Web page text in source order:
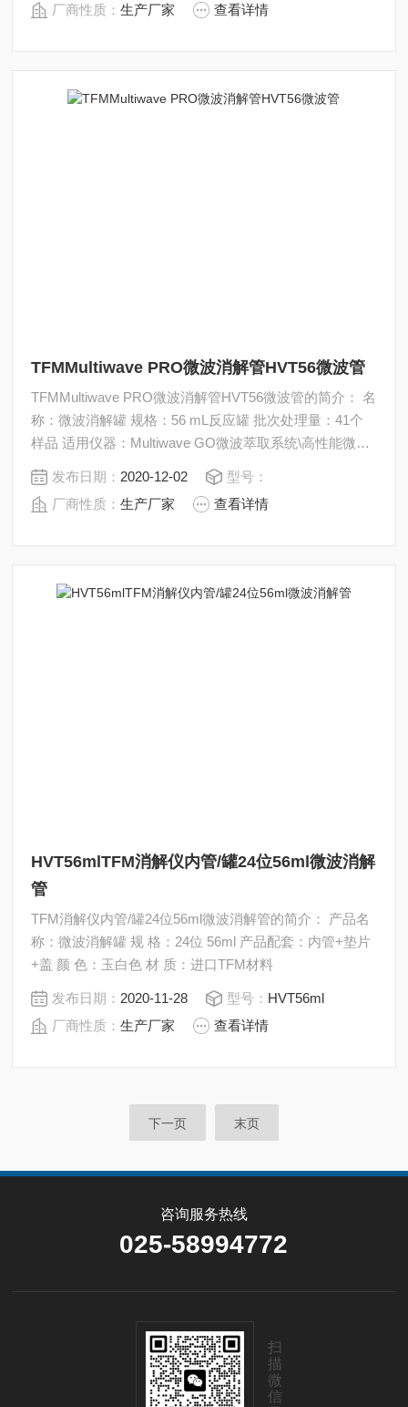
厂商性质：生产厂家 查看详情
TFMMultiwave PRO微波消解管HVT56微波管
TFMMultiwave PRO微波消解管HVT56微波管的简介： 名
称：微波消解罐 规格：56 mL反应罐 批次处理量：41个
样品 适用仪器：Multiwave GO微波萃取系统\高性能微波
消解系统
发布日期： 2020-12-02
型号：
厂商性质：生产厂家 查看详情
HVT56mlTFM消解仪内管/罐24位56ml微波消解
管
TFM消解仪内管/罐24位56ml微波消解管的简介： 产品名
称：微波消解罐 规 格：24位 56ml 产品配套：内管+垫片
+盖 颜 色：玉白色 材 质：进口TFM材料
发布日期： 2020-11-28 型号： HVT56ml
厂商性质：生产厂家 查看详情
下一页 末页
咨询服务热线
025-58994772
扫
描
微
信